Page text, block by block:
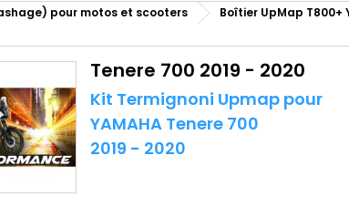
pour motos et scooters
Boîtier UpMap
Tenere 700 2019 - 2020
Kit Termignoni Upmap pour
YAMAHA Tenere 700
2019 - 2020
((cancelText))